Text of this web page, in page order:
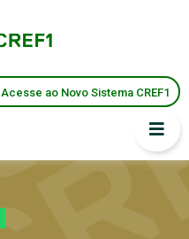
Acesse ao Novo Sistema CREF1